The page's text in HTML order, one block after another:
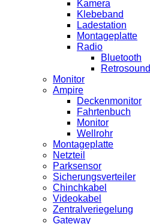
Kamera
Klebeband
Ladestation
Montageplatte
Radio
Bluetooth
Retrosound
Monitor
Ampire
Deckenmonitor
Fahrtenbuch
Monitor
Wellrohr
Montageplatte
Netzteil
Parksensor
Sicherungsverteiler
Chinchkabel
Videokabel
Zentralveriegelung
Gateway